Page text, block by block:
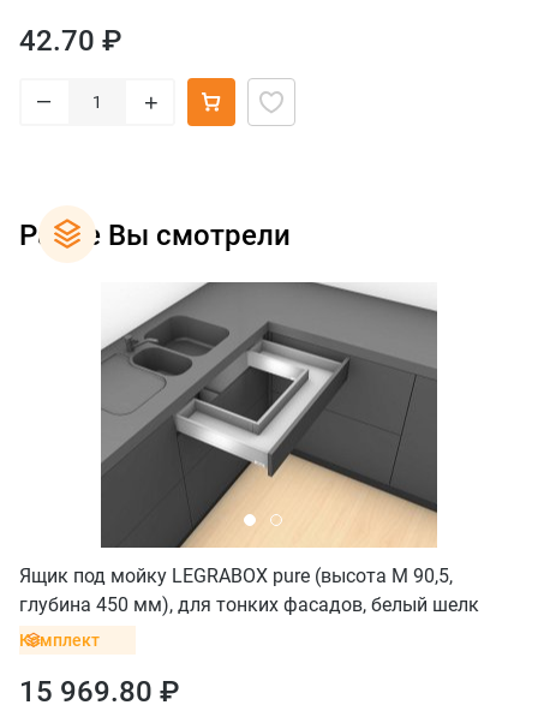
42.70 ₽
– +
Ранее Вы смотрели
Ящик под мойку LEGRABOX pure (высота M 90,5,
глубина 450 мм), для тонких фасадов, белый шелк
Комплект
15 969.80 ₽